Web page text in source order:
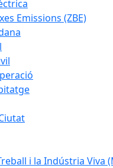
Emissions (ZBE)
i la Indústria Viva